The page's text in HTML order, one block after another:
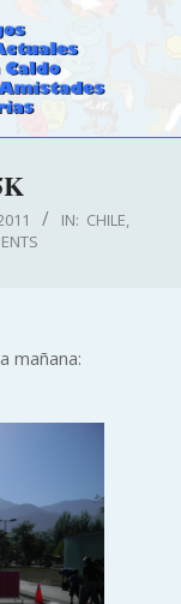
IN: CHILE
mañana: